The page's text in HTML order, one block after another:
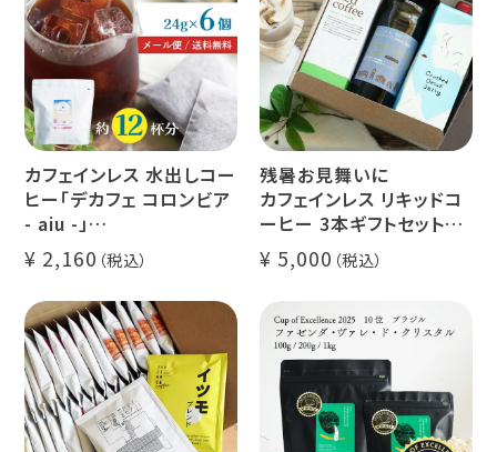
カフェインレス 水出しコー
ヒー「デカフェ コロンビア
- aiu -」
24g×6個（約12杯分）
マウンテンウォータープロ
セス カフェインレスコーヒ
ー豆100%使用 メール便
でお届け
2,160
残暑お見舞いに
カフェインレス リキッドコ
ーヒー 3本ギフトセット
クラッシュド デカフェ ゼリ
ー 1本
デカフェ オレベース【無
糖】1本
デカフェ アイスコーヒー 1
5,000